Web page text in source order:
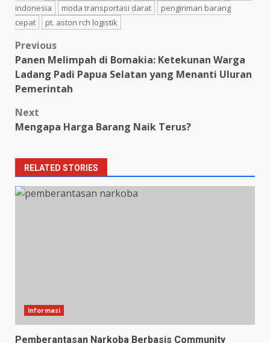
indonesia
moda transportasi darat
pengiriman barang
cepat
pt. aston rch logistik
Post
navigation
Previous
Panen Melimpah di Bomakia: Ketekunan Warga
Ladang Padi Papua Selatan yang Menanti Uluran
Pemerintah
Next
Mengapa Harga Barang Naik Terus?
RELATED STORIES
Informasi
Pemberantasan Narkoba Berbasis Community